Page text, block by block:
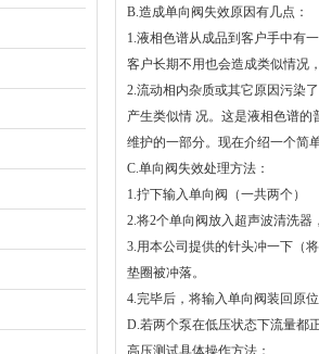
B.造成单向阀失效原因有几点：
1.液相色谱从成品到客户手中有
客户长期不用也会造成类似情况
2.流动相内杂质或其它原因污染
产生类似情 况。这是液相色谱
维护的一部分。现在介绍一个简
C.单向阀失效处理方法：
1.拧下输入单向阀（一共两个）
2.将2个单向阀放入超声波清洗器
3.用本公司提供的针头冲一下（
垫圈被冲落。
4.完毕后，将输入单向阀装回原
D.若两个泵在低压状态下流量都
高压测试具体操作方法：